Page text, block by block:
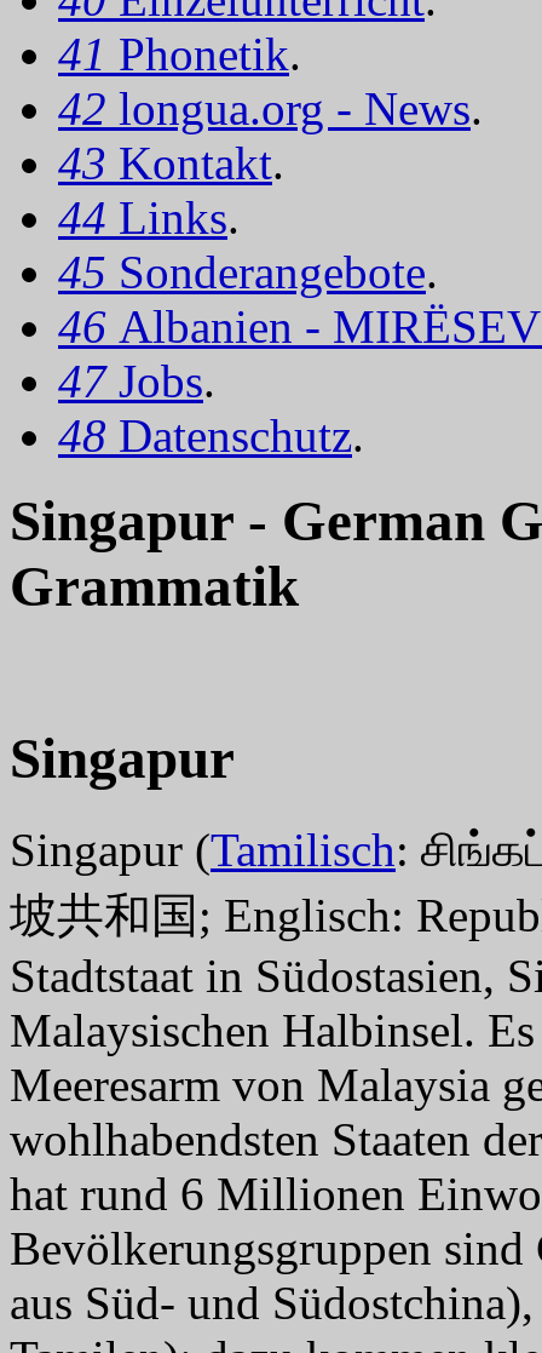
41 Phonetik.
42 longua.org - News.
43 Kontakt.
44 Links.
45 Sonderangebote.
46 Albanien -
47 Jobs.
48 Datenschutz.
Singapur - German
Grammatik
Singapur
Singapur (Tamilisch:
坡共和国; Englisch:
Stadtstaat in Südostasien,
Malaysischen Halbinsel.
Meeresarm von Malaysia
wohlhabendsten Staaten
hat rund 6 Millionen
Bevölkerungsgruppen
aus Süd- und